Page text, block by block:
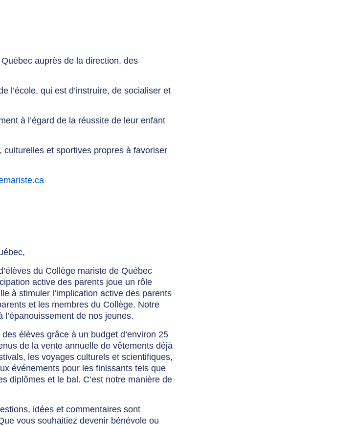
auprès de la direction, des
l’école, qui est d’instruire, de socialiser et
à l’égard de la réussite de leur enfant
culturelles et sportives propres à favoriser
du Collège mariste de Québec
active des parents joue un rôle
à stimuler l’implication active des parents
et les membres du Collège. Notre
de nos jeunes.
élèves grâce à un budget d’environ 25
de la vente annuelle de vêtements déjà
les voyages culturels et scientifiques,
événements pour les finissants tels que
diplômes et le bal. C’est notre manière de
idées et commentaires sont
vous souhaitiez devenir bénévole ou